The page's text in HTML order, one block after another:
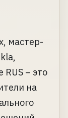
мастер-
RUS – это
на